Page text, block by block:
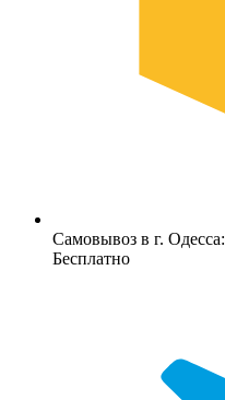
Самовывоз в г. Одесса:
Бесплатно